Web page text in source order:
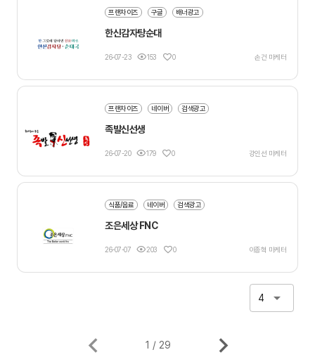
프랜차이즈 구글 배너광고
한신감자탕순대
26-07-23 153 0 손건 마케터
프랜차이즈 네이버 검색광고
족발신선생
26-07-20 179 0 강인선 마케터
식품/음료 네이버 검색광고
조은세상 FNC
26-07-07 203 0 이종혁 마케터
4